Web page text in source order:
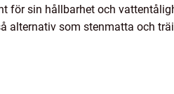
för sin hållbarhet och
alternativ som stenmatta och